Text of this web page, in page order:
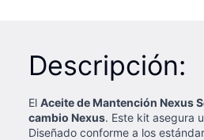
Descripción:
El Aceite de Mantención Nexus
cambio Nexus. Este kit asegura
Diseñado conforme a los